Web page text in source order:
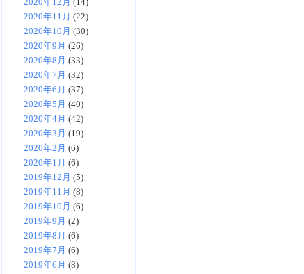
2020年12月 (14)
2020年11月 (22)
2020年10月 (30)
2020年9月 (26)
2020年8月 (33)
2020年7月 (32)
2020年6月 (37)
2020年5月 (40)
2020年4月 (42)
2020年3月 (19)
2020年2月 (6)
2020年1月 (6)
2019年12月 (5)
2019年11月 (8)
2019年10月 (6)
2019年9月 (2)
2019年8月 (6)
2019年7月 (6)
2019年6月 (8)